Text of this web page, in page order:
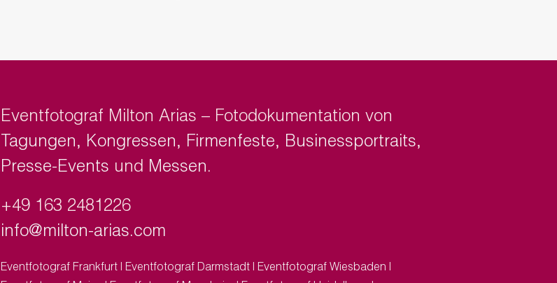
Eventfotograf Milton Arias – Fotodokumentation von
Tagungen, Kongressen, Firmenfeste, Businessportraits,
Presse-Events und Messen.
+49 163 2481226
info@milton-arias.com
Eventfotograf Frankfurt |Eventfotograf Darmstadt |Eventfotograf Wiesbaden |